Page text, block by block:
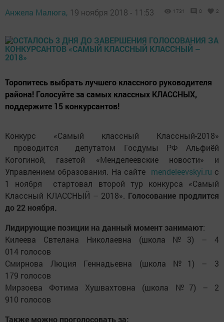
Анжела Малюга, 19 ноября 2018 - 11:53 1731 0 2
Торопитесь выбрать лучшего классного руководителя
района! Голосуйте за самых классных КЛАССНЫХ,
поддержите 15 конкурсантов!
Конкурс «Самый классный Классный-2018»
проводится депутатом Госдумы РФ Альфиёй
Когогиной, газетой «Менделеевские новости» и
Управлением образования. На сайте mendeleevskyi.ru с
1 ноября стартовал второй тур конкурса «Самый
Классный КЛАССНЫЙ – 2018». Голосование продлится
до 22 ноября.
Лидирующие позиции на данный момент занимают:
Килеева Свтелана Николаевна (школа №3) – 4
014 голосов
Смирнова Люция Геннадьевна (школа №1) – 3
179 голосов
Мирзоева Фотима Хушвахтовна (школа №7) – 2
910 голосов
Также можно проголосовать за: